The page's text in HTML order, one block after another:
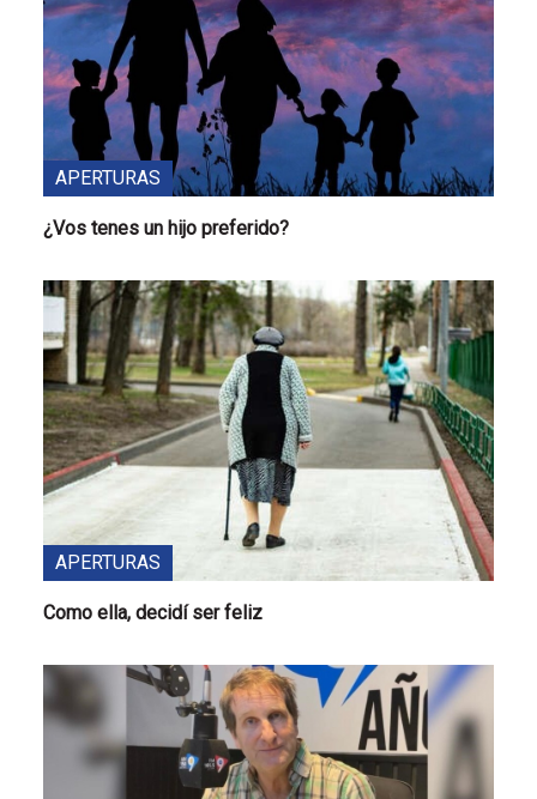
APERTURAS
¿Vos tenes un hijo preferido?
APERTURAS
Como ella, decidí ser feliz